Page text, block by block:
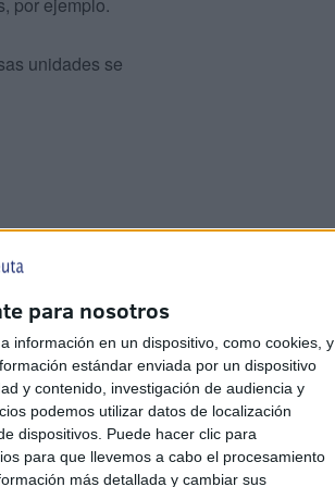
para nosotros
información en un dispositivo, como cookies, y
estándar enviada por un dispositivo
y contenido, investigación de audiencia y
podemos utilizar datos de localización
dispositivos. Puede hacer clic para
para que llevemos a cabo el procesamiento
más detallada y cambiar sus
por ejemplo.
unidades se
como
de los
ya que